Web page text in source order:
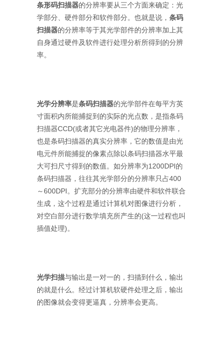
条形码扫描器的分辨率要从三个方面来确定：光
学部分、硬件部分和软件部分。也就是说， 条码
扫描器的分辨率等于其光学部件的分辨率加上其
自身通过硬件及软件进行处理分析所得到的分辨
率。
光学分辨率是条码扫描器的光学部件在每平方英
寸面积内所能捕捉到的实际的光点数，是指条码
扫描器CCD(或者其它光电器件)的物理分辨率，
也是条码扫描器的真实分辨率，它的数值是由光
电元件所能捕捉的像素点除以条码扫描器水平最
大可扫尺寸得到的数值。如分辨率为1200DPI的
条码扫描器，往往其光学部分的分辨率只占400
～600DPI。扩充部分的分辨率由硬件和软件联合
生成，这个过程是通过计算机对图像进行分析，
对空白部分进行数学填充所产生的(这一过程也叫
插值处理)。
光学扫描与输出是一对一的，扫描到什么，输出
的就是什么。经过计算机软硬件处理之后，输出
的图像就会变得更逼真，分辨率会更高。